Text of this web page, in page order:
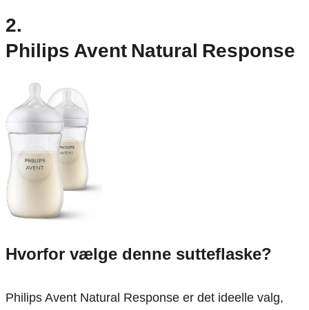
2.
Philips Avent Natural Response
Hvorfor vælge denne sutteflaske?
Philips Avent Natural Response er det ideelle valg,